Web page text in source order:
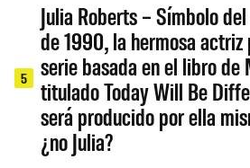
5
Julia Roberts – Símbolo
de 1990, la hermosa actriz
serie basada en el libro de
titulado Today Will Be
será producido por ella
¿no Julia?